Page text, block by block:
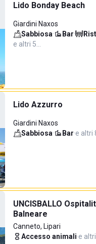
Lido Bonday Beach
Giardini Naxos
Sabbiosa· Bar·
e altri 5…
Lido Azzurro
Giardini Naxos
Sabbiosa· Bar·e altri
UNCISBALLO
Balneare
Canneto, Lipari
Accesso animali·e altri